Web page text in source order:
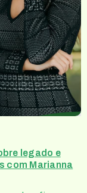
legado e
com Marianna